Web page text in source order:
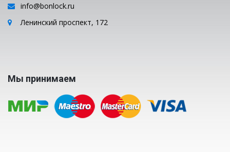
info@bonlock.ru
Ленинский проспект, 172
Мы принимаем